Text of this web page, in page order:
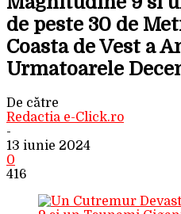
de peste 30 de
Coasta de Vest a
Urmatoarele
De către
Redactia e-Click.ro
-
13 iunie 2024
0
416